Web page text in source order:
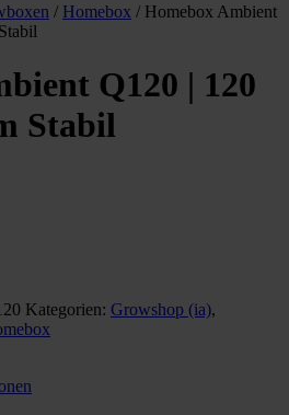
/ Homebox / Homebox Ambient
Q120 | 120
Stabil
Kategorien: Growshop (ia),